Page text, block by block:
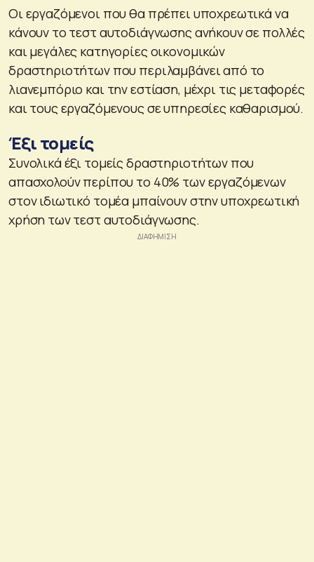
Οι εργαζόμενοι που θα πρέπει υποχρεωτικά να
κάνουν το τεστ αυτοδιάγνωσης ανήκουν σε πολλές
και μεγάλες κατηγορίες οικονομικών
δραστηριοτήτων που περιλαμβάνει από το
λιανεμπόριο και την εστίαση, μέχρι τις μεταφορές
και τους εργαζόμενους σε υπηρεσίες καθαρισμού.
Έξι τομείς
Συνολικά έξι τομείς δραστηριοτήτων που
απασχολούν περίπου το 40% των εργαζόμενων
στον ιδιωτικό τομέα μπαίνουν στην υποχρεωτική
χρήση των τεστ αυτοδιάγνωσης.